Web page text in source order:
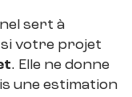
sert à
votre projet
. Elle ne donne
une estimation